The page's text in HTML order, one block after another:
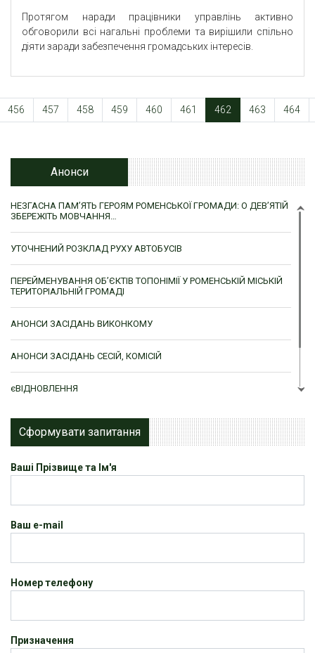
Протягом наради працівники управлінь активно
обговорили всі нагальні проблеми та вирішили спільно
діяти заради забезпечення громадських інтересів.
456 457 458 459 460 461 462 463 464
Анонси
НЕЗГАСНА ПАМ’ЯТЬ ГЕРОЯМ РОМЕНСЬКОЇ ГРОМАДИ: О ДЕВ’ЯТІЙ
ЗБЕРЕЖІТЬ МОВЧАННЯ…
УТОЧНЕНИЙ РОЗКЛАД РУХУ АВТОБУСІВ
ПЕРЕЙМЕНУВАННЯ ОБ’ЄКТІВ ТОПОНІМІЇ У РОМЕНСЬКІЙ МІСЬКІЙ
ТЕРИТОРІАЛЬНІЙ ГРОМАДІ
АНОНСИ ЗАСІДАНЬ ВИКОНКОМУ
АНОНСИ ЗАСІДАНЬ СЕСІЙ, КОМІСІЙ
єВІДНОВЛЕННЯ
ЦНАП м. Ромни
Сформувати запитання
Ваші Прізвище та Ім'я
Ваш e-mail
Номер телефону
Призначення